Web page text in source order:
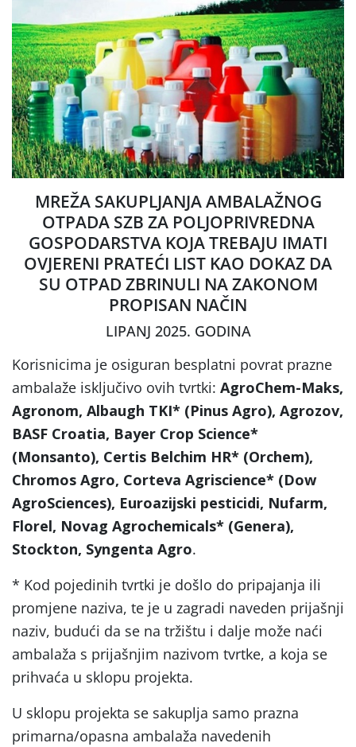
MREŽA SAKUPLJANJA AMBALAŽNOG
OTPADA SZB ZA POLJOPRIVREDNA
GOSPODARSTVA KOJA TREBAJU IMATI
OVJERENI PRATEĆI LIST KAO DOKAZ DA
SU OTPAD ZBRINULI NA ZAKONOM
PROPISAN NAČIN
LIPANJ 2025. GODINA
Korisnicima je osiguran besplatni povrat prazne
ambalaže isključivo ovih tvrtki: AgroChem-Maks,
Agronom, Albaugh TKI* (Pinus Agro), Agrozov,
BASF Croatia, Bayer Crop Science*
(Monsanto), Certis Belchim HR* (Orchem),
Chromos Agro, Corteva Agriscience* (Dow
AgroSciences), Euroazijski pesticidi, Nufarm,
Florel, Novag Agrochemicals* (Genera),
Stockton, Syngenta Agro.
* Kod pojedinih tvrtki je došlo do pripajanja ili
promjene naziva, te je u zagradi naveden prijašnji
naziv, budući da se na tržištu i dalje može naći
ambalaža s prijašnjim nazivom tvrtke, a koja se
prihvaća u sklopu projekta.
U sklopu projekta se sakuplja samo prazna
primarna/opasna ambalaža navedenih